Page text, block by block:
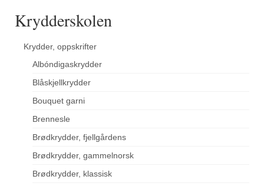
Krydderskolen
Krydder, oppskrifter
Albóndigaskrydder
Blåskjellkrydder
Bouquet garni
Brennesle
Brødkrydder, fjellgårdens
Brødkrydder, gammelnorsk
Brødkrydder, klassisk